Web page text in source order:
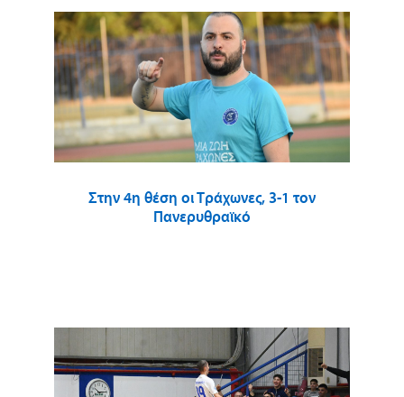
Στην 4η θέση οι Τράχωνες, 3-1 τον
Πανερυθραϊκό